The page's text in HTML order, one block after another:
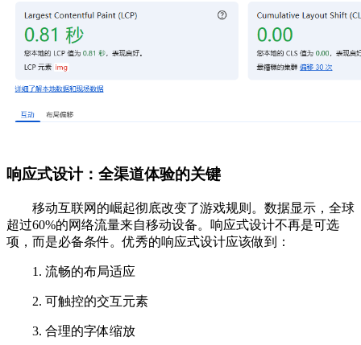
响应式设计：全渠道体验的关键
移动互联网的崛起彻底改变了游戏规则。数据显示，全球
超过60%的网络流量来自移动设备。响应式设计不再是可选
项，而是必备条件。优秀的响应式设计应该做到：
1. 流畅的布局适应
2. 可触控的交互元素
3. 合理的字体缩放